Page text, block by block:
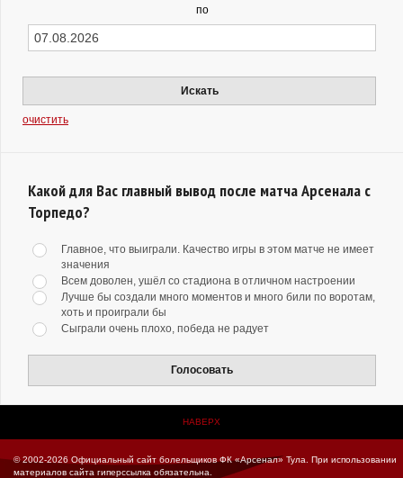
по
Искать
очистить
Какой для Вас главный вывод после матча Арсенала с
Торпедо?
Главное, что выиграли. Качество игры в этом матче не имеет
значения
Всем доволен, ушёл со стадиона в отличном настроении
Лучше бы создали много моментов и много били по воротам,
хоть и проиграли бы
Сыграли очень плохо, победа не радует
Голосовать
НАВЕРХ
© 2002-2026 Официальный сайт болельщиков ФК «Арсенал» Тула.
При использовании
материалов сайта гиперссылка обязательна.